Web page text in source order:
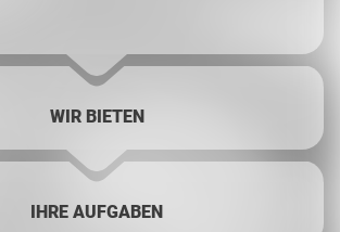
WIR BIETEN
IHRE AUFGABEN